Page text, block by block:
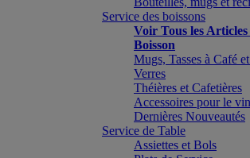
Service des boissons
Voir Tous les
Boisson
Mugs, Tasses à Café
Verres
Théières et Cafetières
Accessoires pour le vin
Dernières Nouveautés
Service de Table
Assiettes et Bols